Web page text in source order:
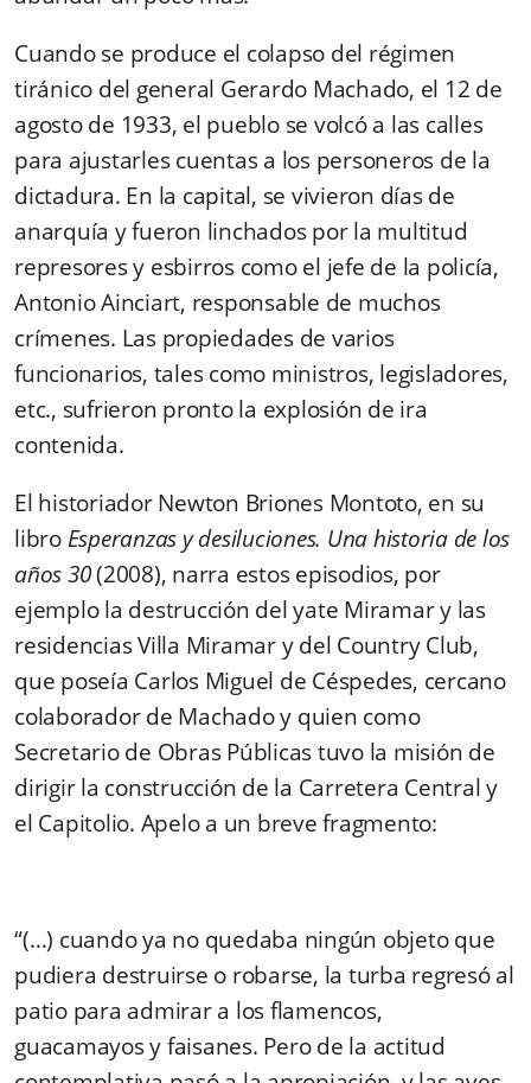
Cuando se produce el colapso del régimen
tiránico del general Gerardo Machado, el 12 de
agosto de 1933, el pueblo se volcó a las calles
para ajustarles cuentas a los personeros de la
dictadura. En la capital, se vivieron días de
anarquía y fueron linchados por la multitud
represores y esbirros como el jefe de la policía,
Antonio Ainciart, responsable de muchos
crímenes. Las propiedades de varios
funcionarios, tales como ministros, legisladores,
etc., sufrieron pronto la explosión de ira
contenida.
El historiador Newton Briones Montoto, en su
libro Esperanzas y desiluciones. Una historia de los
años 30(2008), narra estos episodios, por
ejemplo la destrucción del yate Miramar y las
residencias Villa Miramar y del Country Club,
que poseía Carlos Miguel de Céspedes, cercano
colaborador de Machado y quien como
Secretario de Obras Públicas tuvo la misión de
dirigir la construcción de la Carretera Central y
el Capitolio. Apelo a un breve fragmento:
“(…) cuando ya no quedaba ningún objeto que
pudiera destruirse o robarse, la turba regresó al
patio para admirar a los flamencos,
guacamayos y faisanes. Pero de la actitud